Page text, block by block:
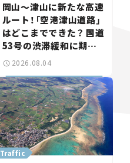
岡山～津山に新たな高速
ルート！「空港津山道路」
はどこまでできた？ 国道
53号の渋滞緩和に期待。
岡山市側でも動きが【い
2026.08.04
Traffic